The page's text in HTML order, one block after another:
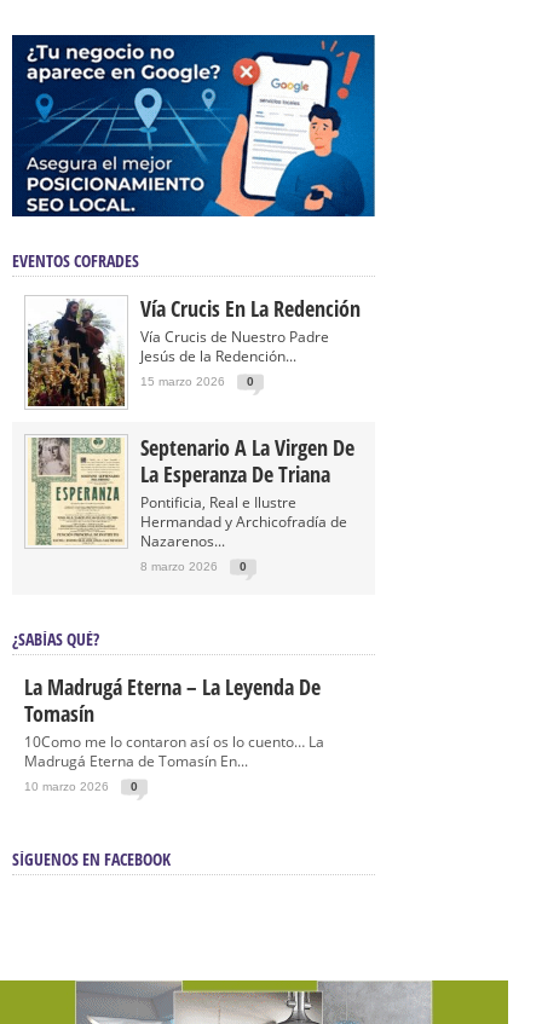
EVENTOS COFRADES
Vía Crucis En La Redención
Vía Crucis de Nuestro Padre
Jesús de la Redención...
15 marzo 2026 0
Septenario A La Virgen De
La Esperanza De Triana
Pontificia, Real e Ilustre
Hermandad y Archicofradía de
Nazarenos...
8 marzo 2026 0
¿SABÍAS QUÉ?
La Madrugá Eterna – La Leyenda De
Tomasín
10Como me lo contaron así os lo cuento… La
Madrugá Eterna de Tomasín En...
10 marzo 2026 0
SÍGUENOS EN FACEBOOK